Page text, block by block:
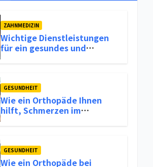
ZAHNMEDIZIN
Wichtige Dienstleistungen
für ein gesundes und
GESUNDHEIT
Wie ein Orthopäde Ihnen
hilft, Schmerzen im
GESUNDHEIT
Wie ein Orthopäde bei